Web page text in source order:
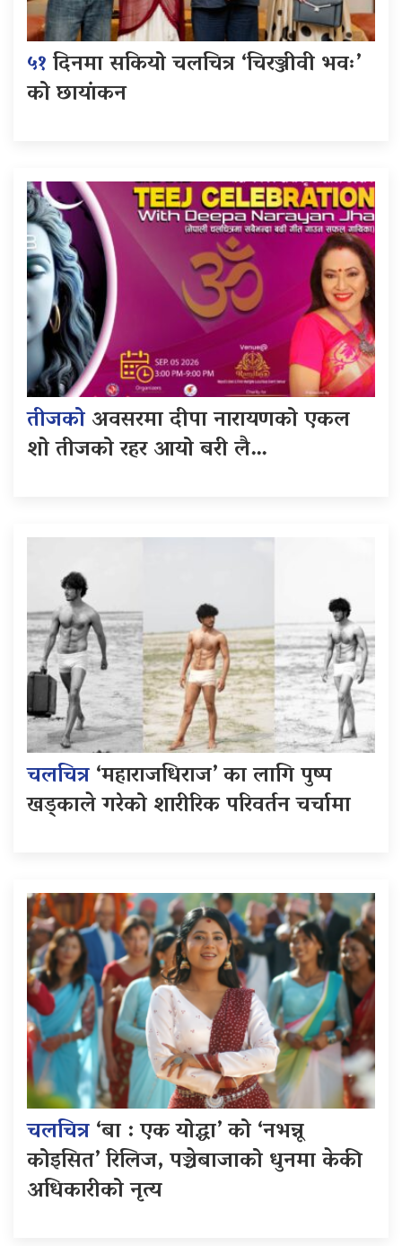
५१दिनमा सकियो चलचित्र ‘चिरञ्जीवी भवः’
को छायांकन
तीजकोअवसरमा दीपा नारायणको एकल
शो तीजको रहर आयो बरी लै…
चलचित्र‘महाराजधिराज’ का लागि पुष्प
खड्काले गरेको शारीरिक परिवर्तन चर्चामा
चलचित्र‘बा : एक योद्धा’ को ‘नभन्नू
कोइसित’ रिलिज, पञ्चेबाजाको धुनमा केकी
अधिकारीको नृत्य